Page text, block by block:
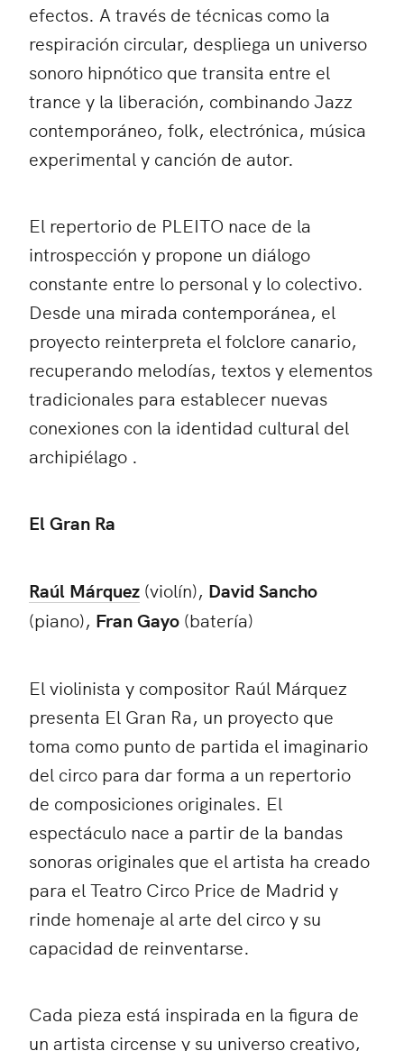
efectos. A través de técnicas como la
respiración circular, despliega un universo
sonoro hipnótico que transita entre el
trance y la liberación, combinando Jazz
contemporáneo, folk, electrónica, música
experimental y canción de autor.
El repertorio de PLEITO nace de la
introspección y propone un diálogo
constante entre lo personal y lo colectivo.
Desde una mirada contemporánea, el
proyecto reinterpreta el folclore canario,
recuperando melodías, textos y elementos
tradicionales para establecer nuevas
conexiones con la identidad cultural del
archipiélago .
El Gran Ra
Raúl Márquez (violín), David Sancho
(piano), Fran Gayo (batería)
El violinista y compositor Raúl Márquez
presenta El Gran Ra, un proyecto que
toma como punto de partida el imaginario
del circo para dar forma a un repertorio
de composiciones originales. El
espectáculo nace a partir de la bandas
sonoras originales que el artista ha creado
para el Teatro Circo Price de Madrid y
rinde homenaje al arte del circo y su
capacidad de reinventarse.
Cada pieza está inspirada en la figura de
un artista circense y su universo creativo,